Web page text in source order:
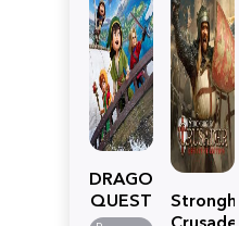
DRAGON
QUEST
VII
Crusader: